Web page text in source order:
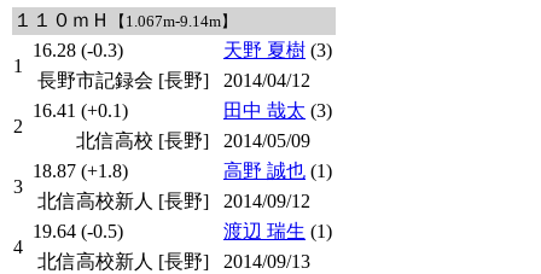
１１０ｍＨ
【1.067m-9.14m】
1
16.28 (-0.3) 天野 夏樹 (3)
長野市記録会 [長野]
2014/04/12
2
16.41 (+0.1) 田中 哉太 (3)
北信高校 [長野]
2014/05/09
3
18.87 (+1.8) 高野 誠也 (1)
北信高校新人 [長野]
2014/09/12
4
19.64 (-0.5) 渡辺 瑞生 (1)
北信高校新人 [長野]
2014/09/13